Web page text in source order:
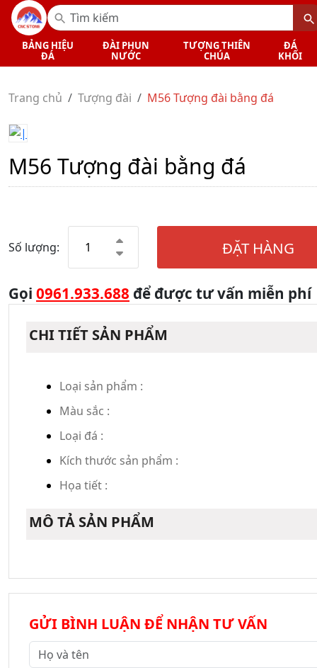
BẢNG HIỆU
ĐÁ
ĐÀI PHUN
NƯỚC
TƯỢNG THIÊN
CHÚA
ĐÁ
KHỐI
Trang chủ Tượng đài M56 Tượng đài bằng đá
M56 Tượng đài bằng đá
Số lượng: ĐẶT HÀNG
Gọi 0961.933.688 để được tư vấn miễn phí
CHI TIẾT SẢN PHẨM
Loại sản phẩm :
Màu sắc :
Loại đá :
Kích thước sản phẩm :
Họa tiết :
MÔ TẢ SẢN PHẨM
GỬI BÌNH LUẬN ĐỂ NHẬN TƯ VẤN